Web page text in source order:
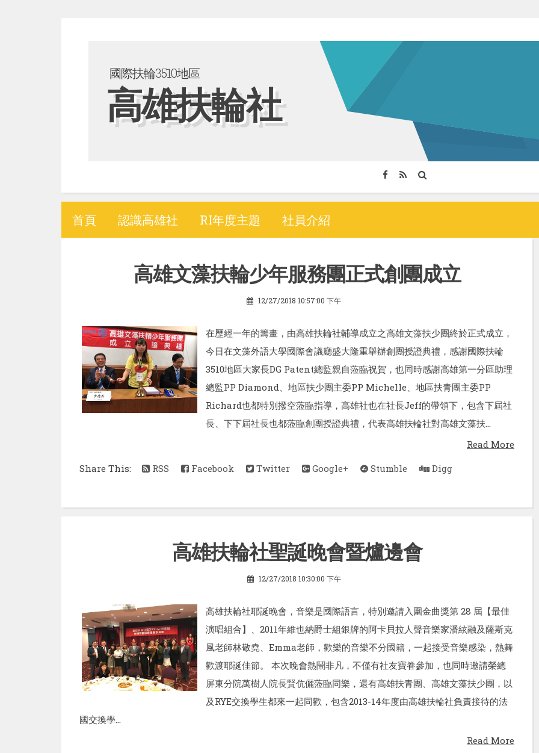
t
國際扶輪3510地區
高雄扶輪社
首頁 認識高雄社 RI年度主題 社員介紹
高雄文藻扶輪少年服務團正式創團成立
12/27/2018 10:57:00 下午
在歷經一年的籌畫，由高雄扶輪社輔導成立之高雄文藻扶少團終於正式成立，
今日在文藻外語大學國際會議廳盛大隆重舉辦創團授證典禮，感謝國際扶輪
3510地區大家長DG Patent總監親自蒞臨祝賀，也同時感謝高雄第一分區助理
總監PP Diamond、地區扶少團主委PP Michelle、地區扶青團主委PP
Richard也都特別撥空蒞臨指導，高雄社也在社長Jeff的帶領下，包含下屆社
長、下下屆社長也都蒞臨創團授證典禮，代表高雄扶輪社對高雄文藻扶...
Read More
Share This:
RSS Facebook Twitter Google+ Stumble Digg
高雄扶輪社聖誕晚會暨爐邊會
12/27/2018 10:30:00 下午
高雄扶輪社耶誕晚會，音樂是國際語言，特別邀請入圍金曲獎第 28 屆【最佳
演唱組合】、2011年維也納爵士組銀牌的阿卡貝拉人聲音樂家潘絃融及薩斯克
風老師林敬堯、Emma老師，歡樂的音樂不分國籍，一起接受音樂感染，熱舞
歡渡耶誕佳節。 本次晚會熱鬧非凡，不僅有社友寶眷參加，也同時邀請榮總
屏東分院萬樹人院長賢伉儷蒞臨同樂，還有高雄扶青團、高雄文藻扶少團，以
及RYE交換學生都來一起同歡，包含2013-14年度由高雄扶輪社負責接待的法
國交換學...
Read More